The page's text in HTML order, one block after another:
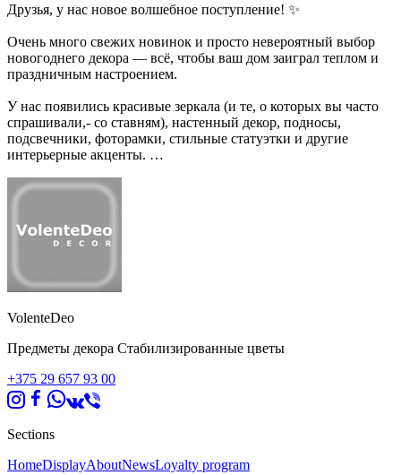
Друзья, у нас новое волшебное поступление! ✨
Очень много свежих новинок и просто невероятный выбор
новогоднего декора — всё, чтобы ваш дом заиграл теплом и
праздничным настроением.
У нас появились красивые зеркала (и те, о которых вы часто
спрашивали,- со ставням), настенный декор, подносы,
подсвечники, фоторамки, стильные статуэтки и другие
интерьерные акценты.
Также, большой выбор новогоднегс
венки, еловые ветки и гирлянды и множество других уютных
мелочей.
ваш интерьер!
Приглашаем в гости!
Осуществляем оперативную доставку по РБ
VolenteDeo
Предметы декора Стабилизированные цветы
+375 29 657 93 00
Sections
HomeDisplayAboutNewsLoyalty program